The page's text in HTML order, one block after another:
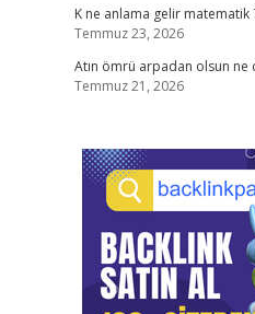
K ne anlama gelir matematik
Temmuz 23, 2026
Atın ömrü arpadan olsun ne
Temmuz 21, 2026